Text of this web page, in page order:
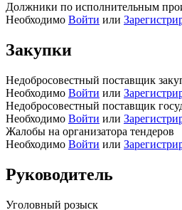
Должники по исполнительным
Необходимо Войти или
Закупки
Недобросовестный поставщик
Необходимо Войти или
Недобросовестный поставщик
Необходимо Войти или
Жалобы на организатора тендеров
Необходимо Войти или
Руководитель
Уголовный розыск